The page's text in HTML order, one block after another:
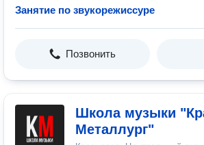
Занятие по звукорежиссуре
Позвонить
Школа музыки
Металлург"